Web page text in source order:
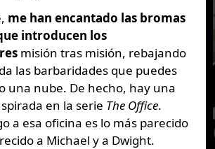
me han encantado las bromas
introducen los
misión tras misión, rebajando
las barbaridades que puedes
una nube. De hecho, hay una
en la serie The Office.
a esa oficina es lo más parecido
a Michael y a Dwight.